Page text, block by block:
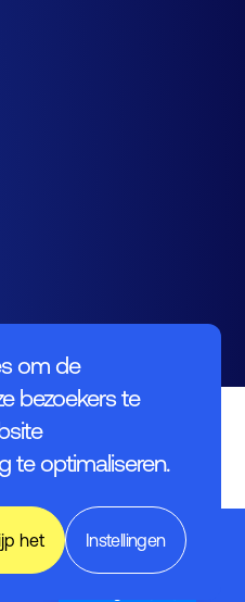
om de
bezoekers te
te optimaliseren.
Instellingen
het